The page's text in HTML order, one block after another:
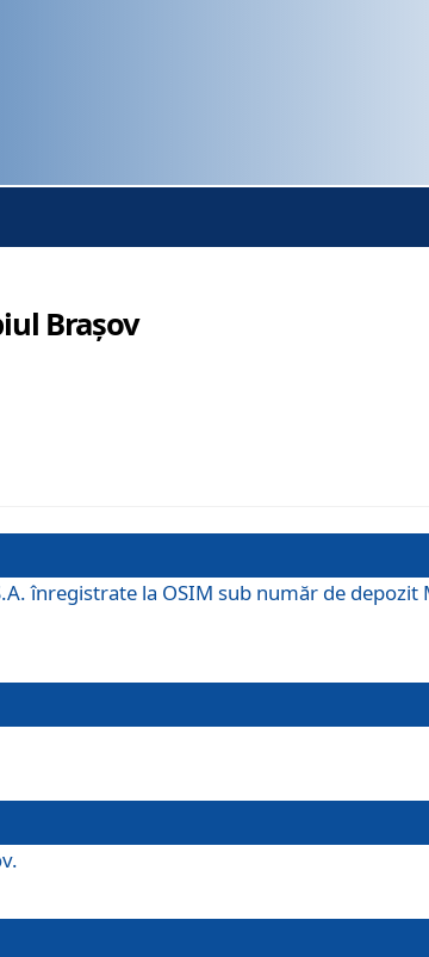
Brașov
înregistrate la OSIM sub număr de